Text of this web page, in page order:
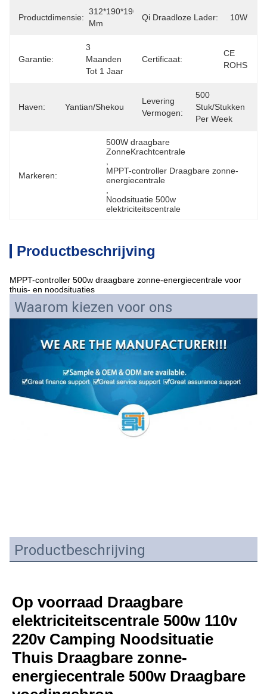
Productdimensie:
312*190*190
Mm
Qi Draadloze Lader: 10W
Garantie:
3
Maanden
Tot 1 Jaar
Certificaat:
CE
ROHS
Haven: Yantian/Shekou
Levering
Vermogen:
500
Stuk/Stukken
Per Week
Markeren:
500W draagbare
ZonneKrachtcentrale
MPPT-controller Draagbare zonne-
energiecentrale
Noodsituatie 500w
elektriciteitscentrale
Productbeschrijving
MPPT-controller 500w draagbare zonne-energiecentrale voor
thuis- en noodsituaties
Waarom kiezen voor ons
Productbeschrijving
Op voorraad Draagbare
elektriciteitscentrale 500w 110v
220v Camping Noodsituatie
Thuis Draagbare zonne-
energiecentrale 500w Draagbare